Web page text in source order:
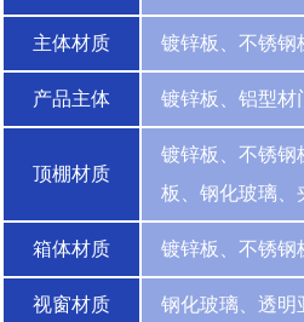
主体材质 镀锌板、不锈钢
产品主体 镀锌板、铝型材
顶棚材质
镀锌板、不锈钢
板、钢化玻璃、
箱体材质 镀锌板、不锈钢
视窗材质 钢化玻璃、透明